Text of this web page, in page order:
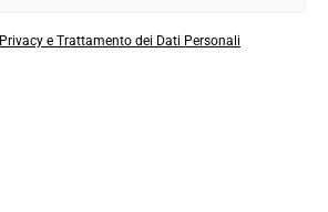
Privacy e Trattamento dei Dati Personali